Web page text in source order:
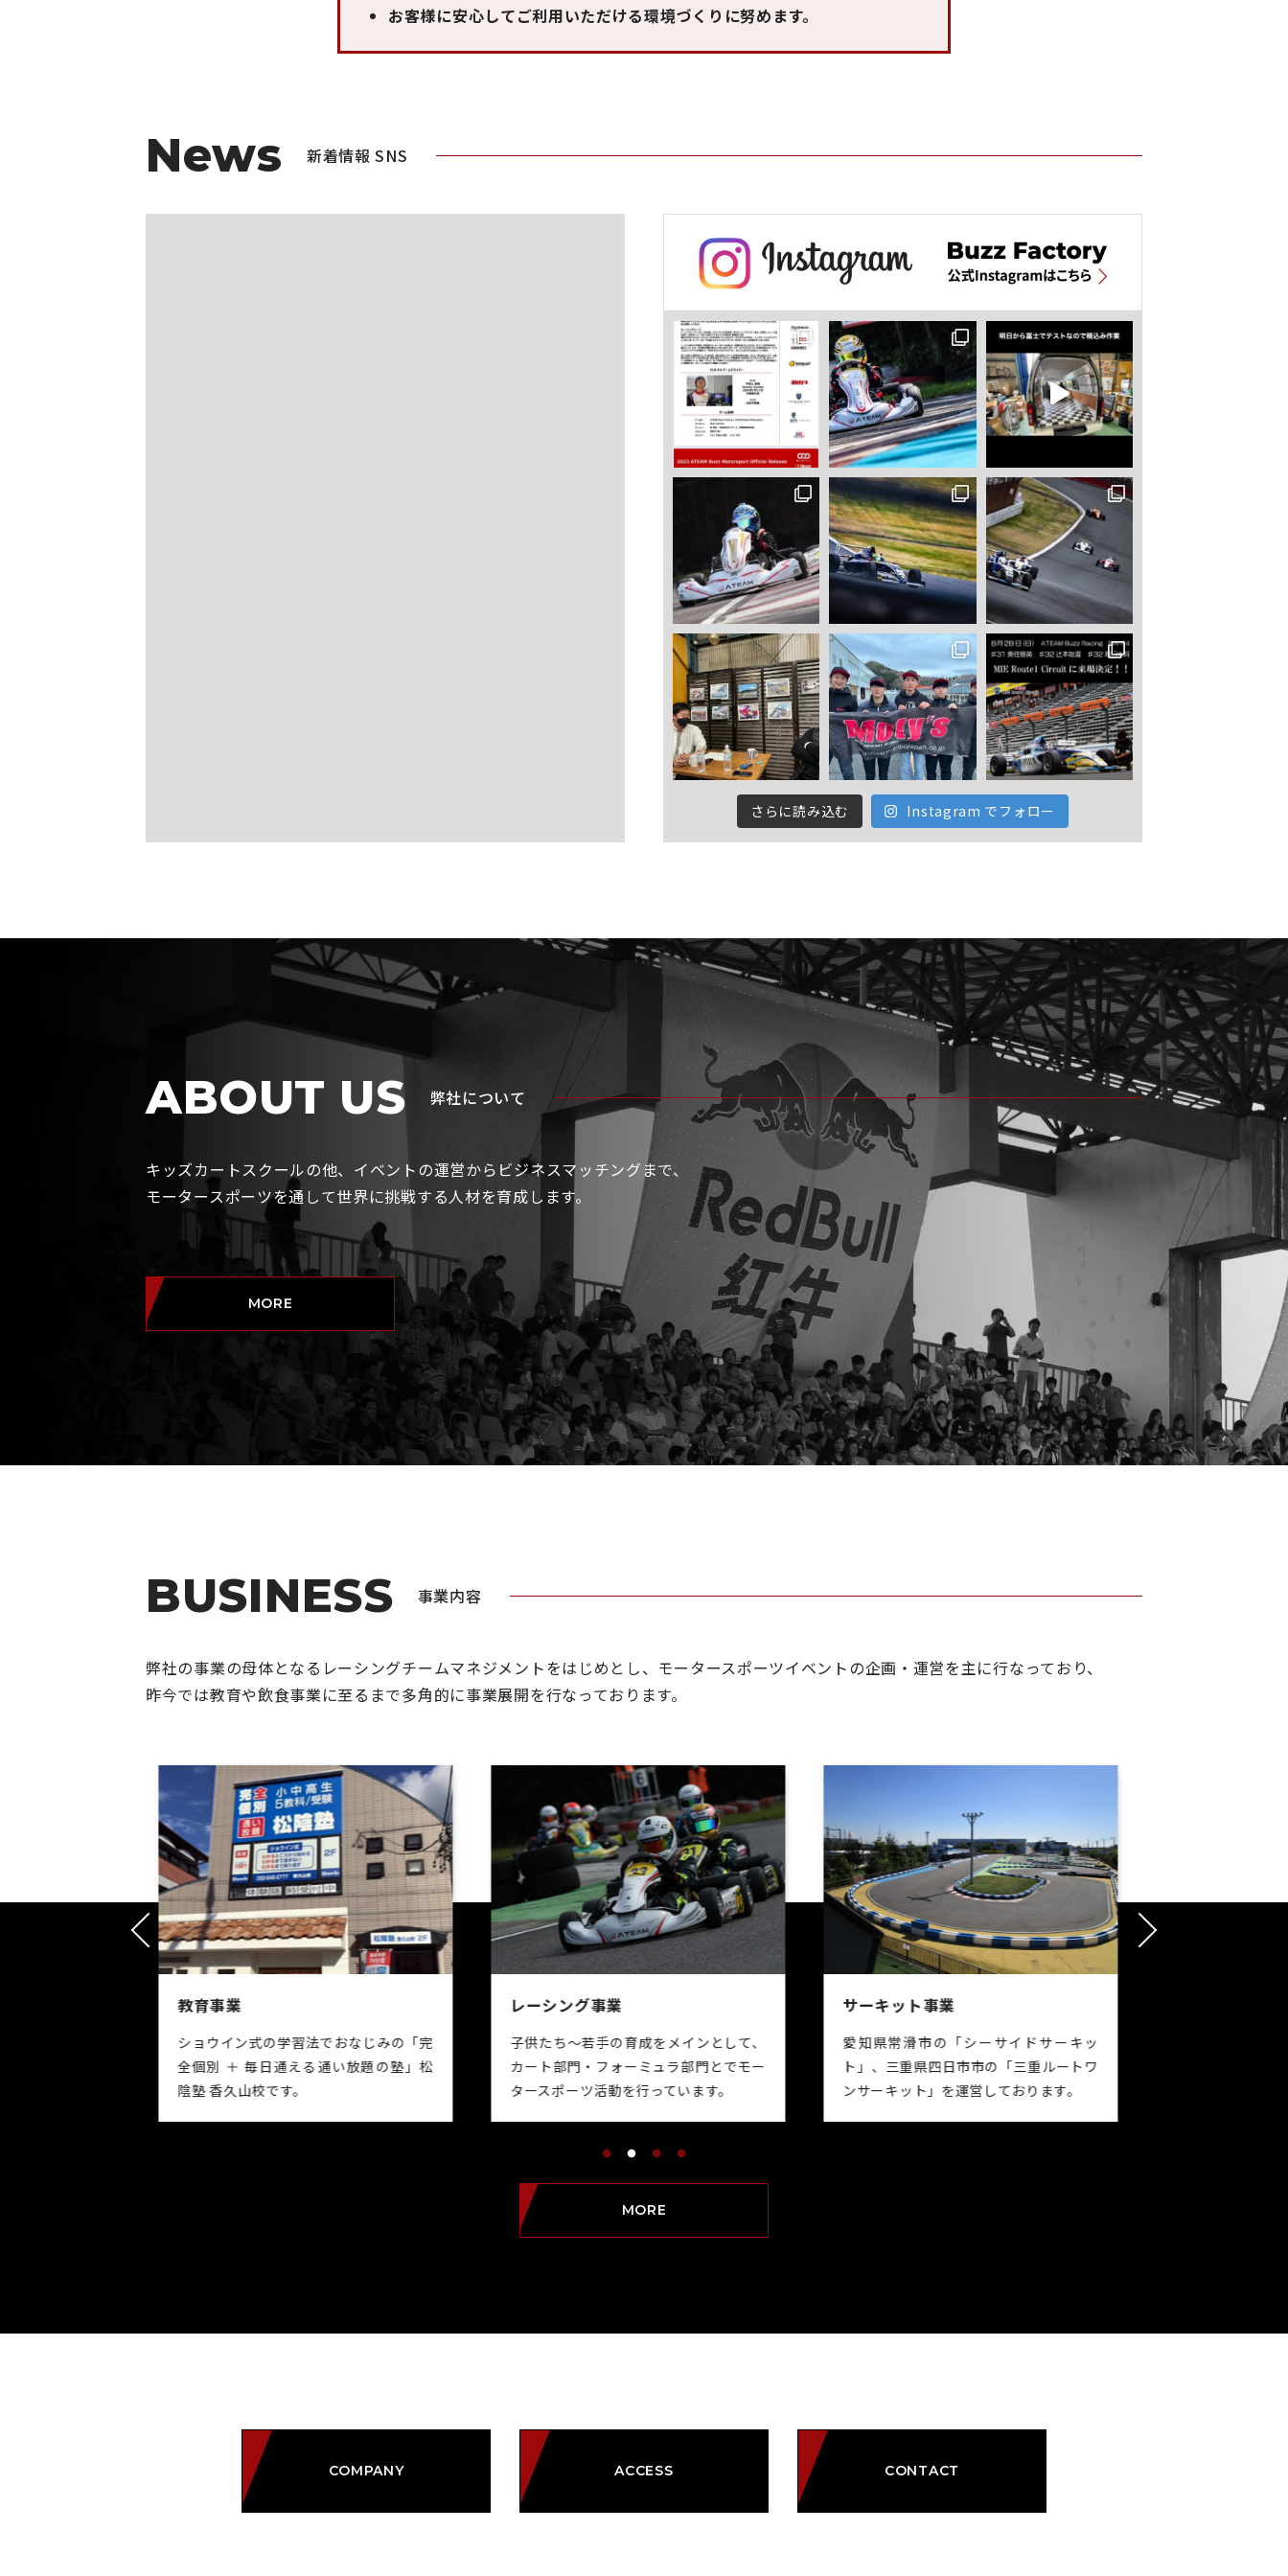
お客様に安心してご利用いただける環境づくりに努めます。
News 新着情報 SNS
さらに読み込む Instagram でフォロー
ABOUT US 弊社について
キッズカートスクールの他、イベントの運営からビジネスマッチングまで、
モータースポーツを通して世界に挑戦する人材を育成します。
MORE
BUSINESS 事業内容
弊社の事業の母体となるレーシングチームマネジメントをはじめとし、モータースポーツイベントの企画・運営を主に行なっており、
昨今では教育や飲食事業に至るまで多角的に事業展開を行なっております。
レーシング事業
子供たち〜若手の育成をメインとして、
カート部門・フォーミュラ部門とでモー
タースポーツ活動を行っています。
サーキット事業
愛知県常滑市の「シーサイドサーキッ
ト」、三重県四日市市の「三重ルートワ
ンサーキット」を運営しております。
イベント事業
キッズカート体験やフォーミュラカーの
展示等、モータースポーツに関したイベ
ントを中心に行っております。
MORE
COMPANY ACCESS CONTACT